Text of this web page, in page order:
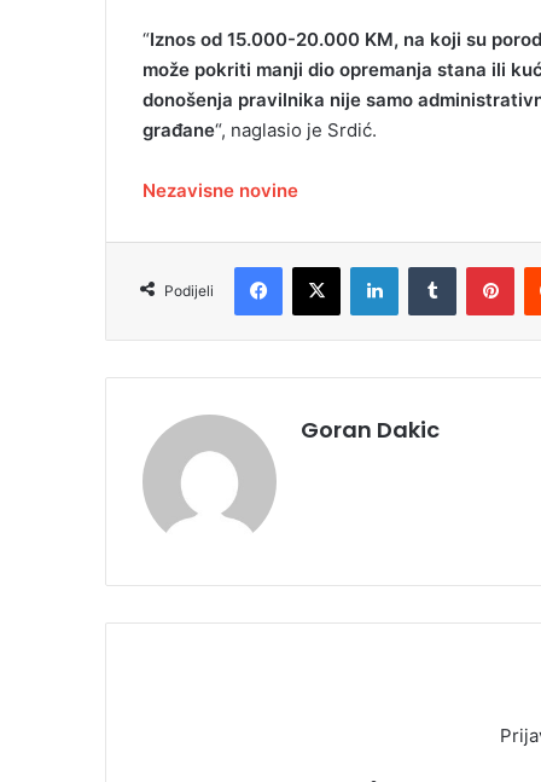
“Iznos od 15.000-20.000 KM, na koji su
može pokriti manji dio opremanja stana ili
donošenja pravilnika nije samo
građane“, naglasio je Srdić.
Nezavisne novine
Podijeli
Goran Dakic